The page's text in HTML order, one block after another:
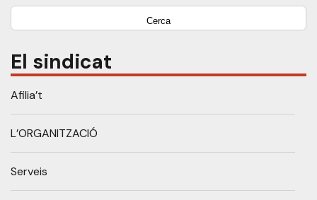
El sindicat
Afilia’t
L’ORGANITZACIÓ
Serveis